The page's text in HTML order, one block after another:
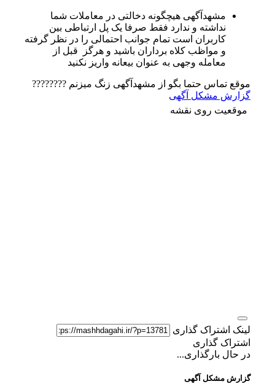
مشهدآگهی هیچگونه دخالتی در معاملات شما
نداشته و ندارد فقط صرفا یک پل ارتباطی بین
کاربران است تمام جوانب احتمالی را در نظر گرفته
و مواظب کلاه برداران باشید و هرگز قبل از
معامله وجهی به عنوان بیعانه واریز نکنید
موقع تماس حتما بگو از مشهدآگهی زنگ میزنم ????????
گزارش مشکل آگهی
موقعیت روی نقشه
لینک اشتراک گذاری
اشتراک گذاری
در حال بارگذاری...
گزارش مشکل آگهی